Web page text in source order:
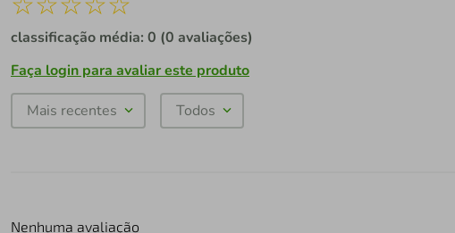
classificação média: 0 (0 avaliações)
Faça login para avaliar este produto
Mais recentes Todos
Nenhuma avaliação